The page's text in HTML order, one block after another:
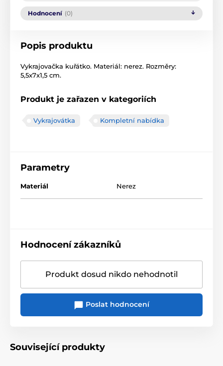
Hodnocení (0)
Popis produktu
Vykrajovačka kuřátko. Materiál: nerez. Rozměry:
5,5x7x1,5 cm.
Produkt je zařazen v kategoriích
Vykrajovátka Kompletní nabídka
Parametry
Materiál Nerez
Hodnocení zákazníků
Produkt dosud nikdo nehodnotil
Poslat hodnocení
Související produkty